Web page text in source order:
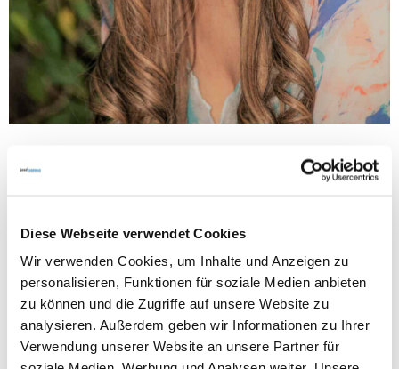
Diese Webseite verwendet Cookies
Wir verwenden Cookies, um Inhalte und Anzeigen zu
personalisieren, Funktionen für soziale Medien anbieten
zu können und die Zugriffe auf unsere Website zu
analysieren. Außerdem geben wir Informationen zu Ihrer
Verwendung unserer Website an unsere Partner für
Persönlicher Einsatz
Angehalten durch ihre sozial engagierte
Großmutter, sang, spielte und tanzte
Cornelia Corba schon als Kind in
Altenheimen und sozialen Einrichtungen. Sie